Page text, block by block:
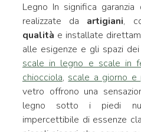
Legno In significa garanzia
realizzate da artigiani,
qualità e installate
alle esigenze e gli spazi
scale in legno e scale in
chiocciola, scale a giorno e
vetro offrono una
legno sotto i piedi
impercettibile di essenze